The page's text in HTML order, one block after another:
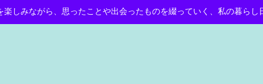
楽しみながら、思ったことや出会ったものを綴っていく、私の暮らし